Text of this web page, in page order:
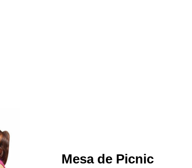
Mesa de Picnic